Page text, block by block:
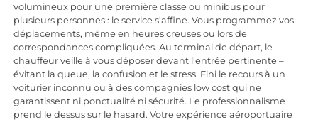
volumineux pour une première classe ou minibus pour
plusieurs personnes : le service s’affine. Vous programmez vos
déplacements, même en heures creuses ou lors de
correspondances compliquées. Au terminal de départ, le
chauffeur veille à vous déposer devant l’entrée pertinente –
évitant la queue, la confusion et le stress. Fini le recours à un
voiturier inconnu ou à des compagnies low cost qui ne
garantissent ni ponctualité ni sécurité. Le professionnalisme
prend le dessus sur le hasard. Votre expérience aéroportuaire